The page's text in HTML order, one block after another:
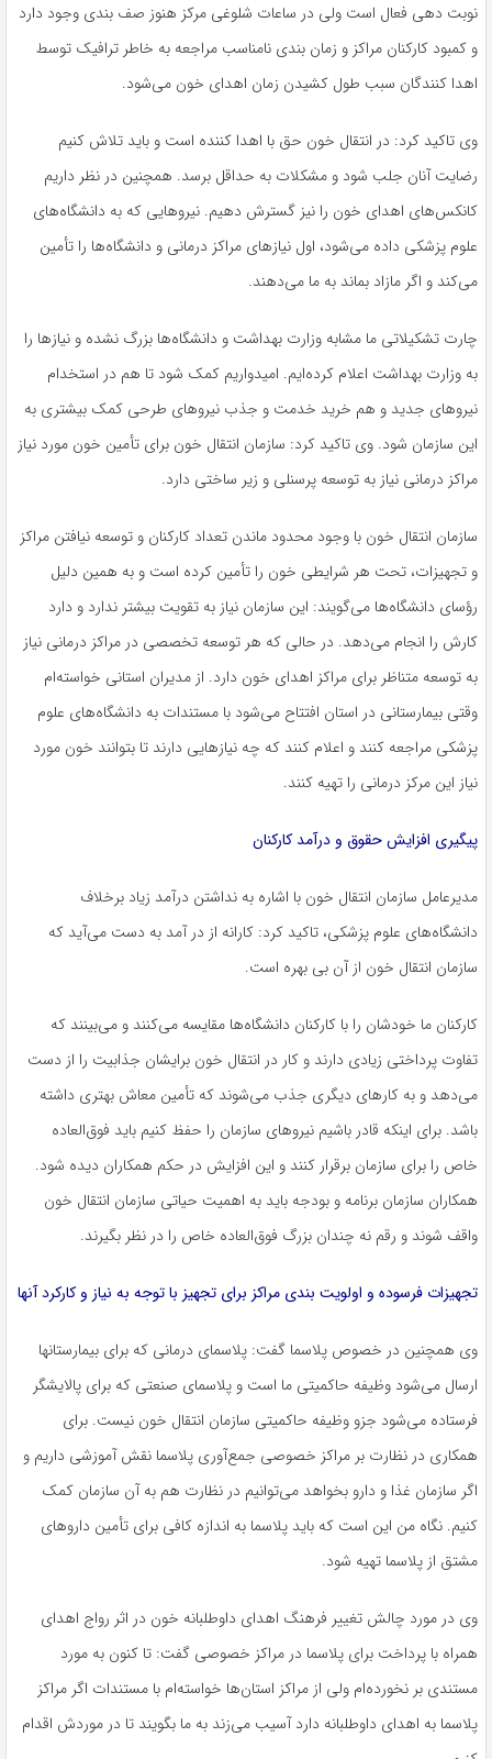
نوبت دهی فعال است ولی در ساعات شلوغی مرکز هنوز صف بندی وجود دارد
و کمبود کارکنان مراکز و زمان بندی نامناسب مراجعه به خاطر ترافیک توسط
اهدا کنندگان سبب طول کشیدن زمان اهدای خون می‌شود.
وی تاکید کرد: در انتقال خون حق با اهدا کننده است و باید تلاش کنیم
رضایت آنان جلب شود و مشکلات به حداقل برسد. همچنین در نظر داریم
کانکس‌های اهدای خون را نیز گسترش دهیم. نیروهایی که به دانشگاه‌های
علوم پزشکی داده می‌شود، اول نیازهای مراکز درمانی و دانشگاه‌ها را تأمین
می‌کند و اگر مازاد بماند به ما می‌دهند.
چارت تشکیلاتی ما مشابه وزارت بهداشت و دانشگاه‌ها بزرگ نشده و نیازها را
به وزارت بهداشت اعلام کرده‌ایم. امیدواریم کمک شود تا هم در استخدام
نیروهای جدید و هم خرید خدمت و جذب نیروهای طرحی کمک بیشتری به
این سازمان شود. وی تاکید کرد: سازمان انتقال خون برای تأمین خون مورد نیاز
مراکز درمانی نیاز به توسعه پرسنلی و زیر ساختی دارد.
سازمان انتقال خون با وجود محدود ماندن تعداد کارکنان و توسعه نیافتن مراکز
و تجهیزات، تحت هر شرایطی خون را تأمین کرده است و به همین دلیل
رؤسای دانشگاه‌ها می‌گویند: این سازمان نیاز به تقویت بیشتر ندارد و دارد
کارش را انجام می‌دهد. در حالی که هر توسعه تخصصی در مراکز درمانی نیاز
به توسعه متناظر برای مراکز اهدای خون دارد. از مدیران استانی خواسته‌ام
وقتی بیمارستانی در استان افتتاح می‌شود با مستندات به دانشگاه‌های علوم
پزشکی مراجعه کنند و اعلام کنند که چه نیازهایی دارند تا بتوانند خون مورد
نیاز این مرکز درمانی را تهیه کنند.
پیگیری افزایش حقوق و درآمد کارکنان
مدیرعامل سازمان انتقال خون با اشاره به نداشتن درآمد زیاد برخلاف
دانشگاه‌های علوم پزشکی، تاکید کرد: کارانه از در آمد به دست می‌آید که
سازمان انتقال خون از آن بی بهره است.
کارکنان ما خودشان را با کارکنان دانشگاه‌ها مقایسه می‌کنند و می‌بینند که
تفاوت پرداختی زیادی دارند و کار در انتقال خون برایشان جذابیت را از دست
می‌دهد و به کارهای دیگری جذب می‌شوند که تأمین معاش بهتری داشته
باشد. برای اینکه قادر باشیم نیروهای سازمان را حفظ کنیم باید فوق‌العاده
خاص را برای سازمان برقرار کنند و این افزایش در حکم همکاران دیده شود.
همکاران سازمان برنامه و بودجه باید به اهمیت حیاتی سازمان انتقال خون
واقف شوند و رقم نه چندان بزرگ فوق‌العاده خاص را در نظر بگیرند.
تجهیزات فرسوده و اولویت بندی مراکز برای تجهیز با توجه به نیاز و کارکرد آنها
وی همچنین در خصوص پلاسما گفت: پلاسمای درمانی که برای بیمارستانها
ارسال می‌شود وظیفه حاکمیتی ما است و پلاسمای صنعتی که برای پالایشگر
فرستاده می‌شود جزو وظیفه حاکمیتی سازمان انتقال خون نیست. برای
همکاری در نظارت بر مراکز خصوصی جمع‌آوری پلاسما نقش آموزشی داریم و
اگر سازمان غذا و دارو بخواهد می‌توانیم در نظارت هم به آن سازمان کمک
کنیم. نگاه من این است که باید پلاسما به اندازه کافی برای تأمین داروهای
مشتق از پلاسما تهیه شود.
وی در مورد چالش تغییر فرهنگ اهدای داوطلبانه خون در اثر رواج اهدای
همراه با پرداخت برای پلاسما در مراکز خصوصی گفت: تا کنون به مورد
مستندی بر نخورده‌ام ولی از مراکز استان‌ها خواسته‌ام با مستندات اگر مراکز
پلاسما به اهدای داوطلبانه دارد آسیب می‌زند به ما بگویند تا در موردش اقدام